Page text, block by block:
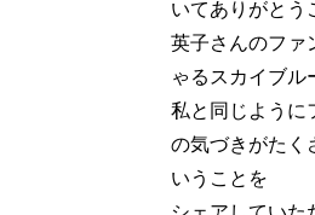
いてありがとう
英子さんのファ
ゃるスカイブル
私と同じように
の気づきがたく
いうことを